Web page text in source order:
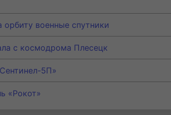
орбиту военные спутники
с космодрома Плесецк
5П»
«Рокот»